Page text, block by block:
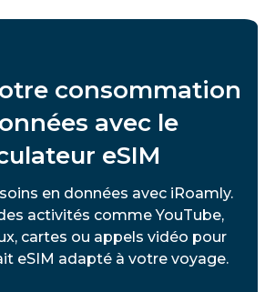
consommation
avec le
eSIM
en données avec iRoamly.
activités comme YouTube,
cartes ou appels vidéo pour
eSIM adapté à votre voyage.